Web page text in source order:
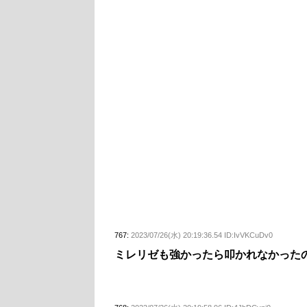
767: 2023/07/26(水) 20:19:36.54 ID:IvVKCuDv0
ミレリゼも強かったら叩かれなかった